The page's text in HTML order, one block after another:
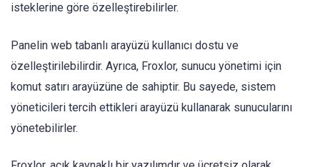
isteklerine göre özelleştirebilirler.
Panelin web tabanlı arayüzü kullanıcı dostu ve
özelleştirilebilirdir. Ayrıca, Froxlor, sunucu yönetimi için
komut satırı arayüzüne de sahiptir. Bu sayede, sistem
yöneticileri tercih ettikleri arayüzü kullanarak sunucularını
yönetebilirler.